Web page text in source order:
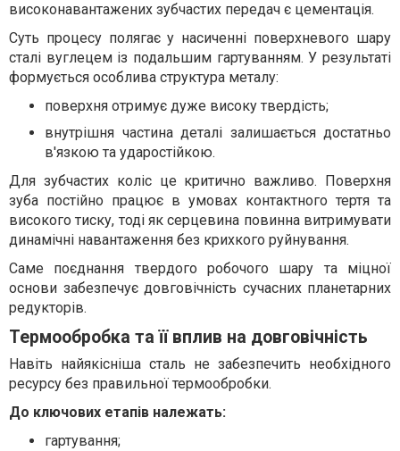
високонавантажених зубчастих передач є цементація.
Суть процесу полягає у насиченні поверхневого шару
сталі вуглецем із подальшим гартуванням. У результаті
формується особлива структура металу:
поверхня отримує дуже високу твердість;
внутрішня частина деталі залишається достатньо
в'язкою та ударостійкою.
Для зубчастих коліс це критично важливо. Поверхня
зуба постійно працює в умовах контактного тертя та
високого тиску, тоді як серцевина повинна витримувати
динамічні навантаження без крихкого руйнування.
Саме поєднання твердого робочого шару та міцної
основи забезпечує довговічність сучасних планетарних
редукторів.
Термообробка та її вплив на довговічність
Навіть найякісніша сталь не забезпечить необхідного
ресурсу без правильної термообробки.
До ключових етапів належать:
гартування;